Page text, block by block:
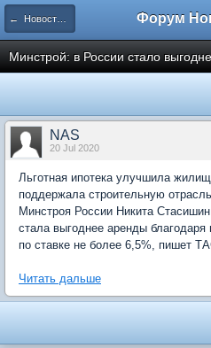
← Новости рынка недвижимости
Минстрой: в России стало
NAS
20 Jul 2020
Льготная ипотека улучшила
поддержала строительную
Минстроя России Никита
стала выгоднее аренды благодаря
по ставке не более 6,5%, пишет
Читать дальше